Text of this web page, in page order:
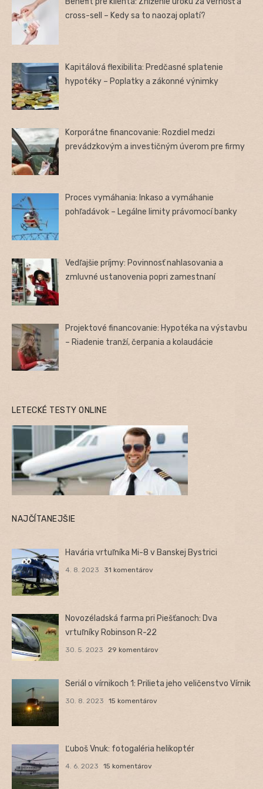
cross-sell – Kedy sa to naozaj oplatí?
Kapitálová flexibilita: Predčasné splatenie
hypotéky – Poplatky a zákonné výnimky
Korporátne financovanie: Rozdiel medzi
prevádzkovým a investičným úverom pre firmy
Proces vymáhania: Inkaso a vymáhanie
pohľadávok – Legálne limity právomocí banky
Vedľajšie príjmy: Povinnosť nahlasovania a
zmluvné ustanovenia popri zamestnaní
Projektové financovanie: Hypotéka na výstavbu
– Riadenie tranží, čerpania a kolaudácie
LETECKÉ TESTY ONLINE
NAJČÍTANEJŠIE
Havária vrtuľníka Mi-8 v Banskej Bystrici
4. 8. 2023 31 komentárov
Novozéladská farma pri Piešťanoch: Dva
vrtuľníky Robinson R-22
30. 5. 2023 29 komentárov
Seriál o vírnikoch 1: Prilieta jeho veličenstvo Vírnik
30. 8. 2023 15 komentárov
Ľuboš Vnuk: fotogaléria helikoptér
4. 6. 2023 15 komentárov